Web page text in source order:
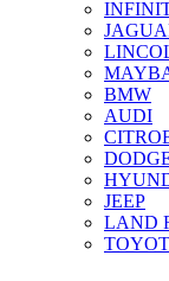
BMW
AUDI
JEEP
LAND